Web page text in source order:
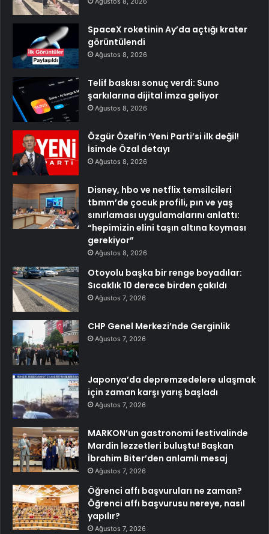
SpaceX roketinin Ay’da açtığı krater
görüntülendi
Ağustos 8, 2026
Telif baskısı sonuç verdi: Suno
şarkılarına dijital imza geliyor
Ağustos 8, 2026
Özgür Özel’in ‘Yeni Parti’si ilk değil!
İsimde Özal detayı
Ağustos 8, 2026
Disney, hbo ve netflix temsilcileri
tbmm’de çocuk profili, pın ve yaş
sınırlaması uygulamalarını anlattı:
“hepimizin elini taşın altına koyması
gerekiyor”
Ağustos 8, 2026
Otoyolu başka bir renge boyadılar:
Sıcaklık 10 derece birden çakıldı
Ağustos 7, 2026
CHP Genel Merkezi’nde Gerginlik
Ağustos 7, 2026
Japonya’da depremzedelere ulaşmak
için zaman karşı yarış başladı
Ağustos 7, 2026
MARKON’un gastronomi festivalinde
Mardin lezzetleri buluştu! Başkan
İbrahim Biter’den anlamlı mesaj
Ağustos 7, 2026
Öğrenci affı başvuruları ne zaman?
Öğrenci affı başvurusu nereye, nasıl
yapılır?
Ağustos 7, 2026